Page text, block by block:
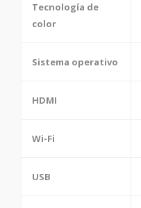
Tecnología de
color
Sistema operativo
HDMI
Wi-Fi
USB